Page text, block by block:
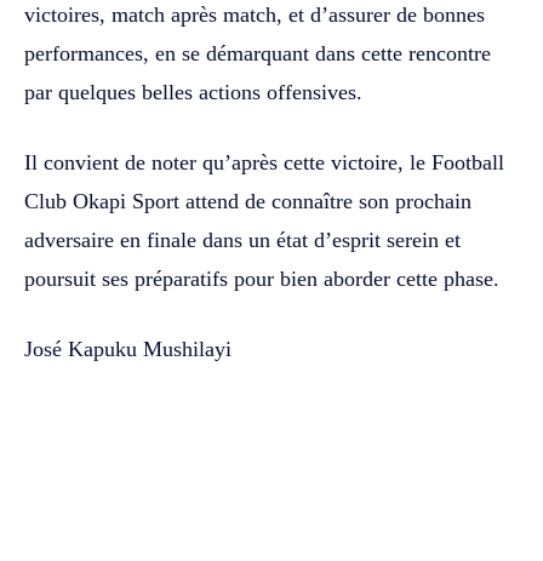
victoires, match après match, et d’assurer de bonnes
performances, en se démarquant dans cette rencontre
par quelques belles actions offensives.
Il convient de noter qu’après cette victoire, le Football
Club Okapi Sport attend de connaître son prochain
adversaire en finale dans un état d’esprit serein et
poursuit ses préparatifs pour bien aborder cette phase.
José Kapuku Mushilayi